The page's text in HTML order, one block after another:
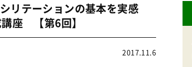
リテーションの基本を実感
講座 【第6回】
2017.11.6